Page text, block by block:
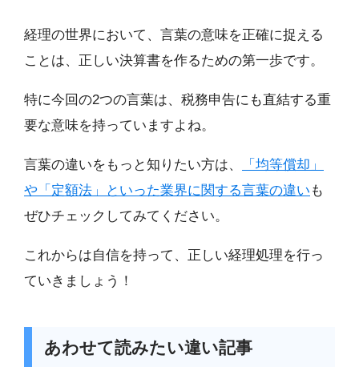
経理の世界において、言葉の意味を正確に捉える
ことは、正しい決算書を作るための第一歩です。
特に今回の2つの言葉は、税務申告にも直結する重
要な意味を持っていますよね。
言葉の違いをもっと知りたい方は、
「均等償却」
や「定額法」といった業界に関する言葉の違い も
ぜひチェックしてみてください。
これからは自信を持って、正しい経理処理を行っ
ていきましょう！
あわせて読みたい違い記事